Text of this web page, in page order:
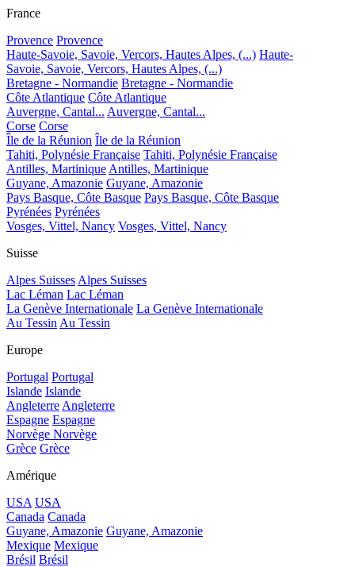
France
Provence Provence
Haute-Savoie, Savoie, Vercors, Hautes Alpes, (...) Haute-
Savoie, Savoie, Vercors, Hautes Alpes, (...)
Bretagne - Normandie Bretagne - Normandie
Côte Atlantique Côte Atlantique
Auvergne, Cantal... Auvergne, Cantal...
Corse Corse
Île de la Réunion Île de la Réunion
Tahiti, Polynésie Française Tahiti, Polynésie Française
Antilles, Martinique Antilles, Martinique
Guyane, Amazonie Guyane, Amazonie
Pays Basque, Côte Basque Pays Basque, Côte Basque
Pyrénées Pyrénées
Vosges, Vittel, Nancy Vosges, Vittel, Nancy
Suisse
Alpes Suisses Alpes Suisses
Lac Léman Lac Léman
La Genève Internationale La Genève Internationale
Au Tessin Au Tessin
Europe
Portugal Portugal
Islande Islande
Angleterre Angleterre
Espagne Espagne
Norvège Norvège
Grèce Grèce
Amérique
USA USA
Canada Canada
Guyane, Amazonie Guyane, Amazonie
Mexique Mexique
Brésil Brésil